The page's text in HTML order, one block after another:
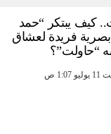
كيف يبتكر “حمد
فريدة لعشاق
“حاولت”؟
1:07 ص